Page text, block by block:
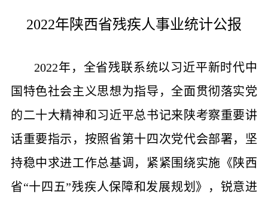
2022年陕西省残疾人事业统计公报
2022年 ， 全省残联系统以习近平新时代中
国特色社会主义思想为指导 ，全面贯彻落实党
的二十大精神和习近平总书记来陕考察重要讲
话重要指示，按照省第十四次党代会部署，坚
持稳中求进工作总基调，紧紧围绕实施《陕西
省“十四五”残疾人保障和发展规划》
， 锐意进